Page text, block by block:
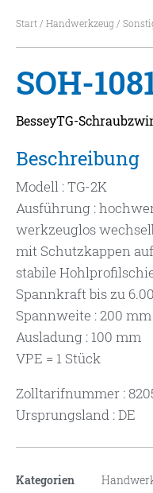
Start / Handwerkzeug /
SOH-
BesseyTG-
Beschreibung
Modell : TG-2K
Ausführung :
werkzeuglos
mit Schutzkappen
stabile
Spannkraft bis zu
Spannweite : 200 mm
Ausladung : 100 mm
VPE = 1 Stück
Zolltarifnummer :
Ursprungsland : DE
Kategorien